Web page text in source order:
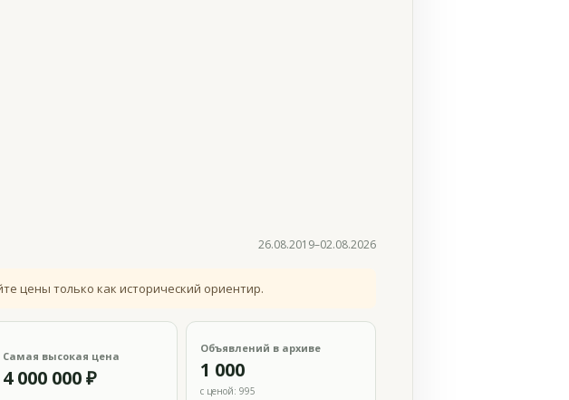
26.08.2019–02.08.2026
цены только как исторический ориентир.
Самая высокая цена
4 000 000 ₽
Объявлений в архиве
1 000
с ценой: 995